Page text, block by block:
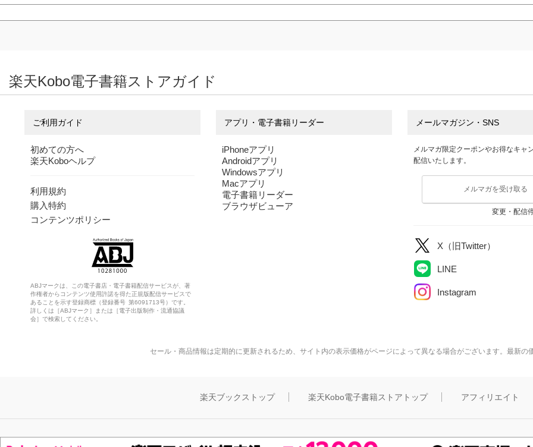
楽天Kobo電子書籍ストアガイド
ご利用ガイド
初めての方へ
楽天Koboヘルプ
利用規約
購入特約
コンテンツポリシー
ABJマークは、この電子書店・電子書籍配信サービスが、著
作権者からコンテンツ使用許諾を得た正規版配信サービスで
あることを示す登録商標（登録番号 第6091713号）です。
詳しくは［ABJマーク］または［電子出版制作・流通協議
会］で検索してください。
アプリ・電子書籍リーダー
iPhoneアプリ
Androidアプリ
Windowsアプリ
Macアプリ
電子書籍リーダー
ブラウザビューア
メールマガジン・SNS
メルマガ限定クーポンやお得なキャ
配信いたします。
メルマガを受け取る
変更・配信
X（旧Twitter）
LINE
Instagram
セール・商品情報は定期的に更新されるため、サイト内の表示価格がページによって異なる場合がございます。最新の
楽天ブックストップ 楽天Kobo電子書籍ストアトップ アフィリエイト